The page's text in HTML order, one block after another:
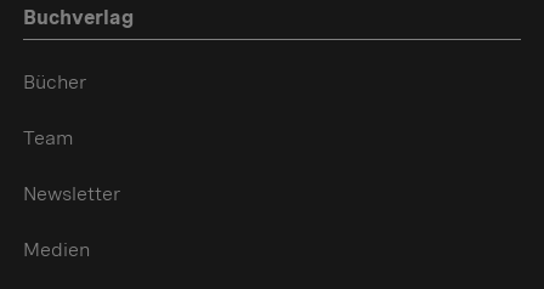
Buchverlag
Bücher
Team
Newsletter
Medien